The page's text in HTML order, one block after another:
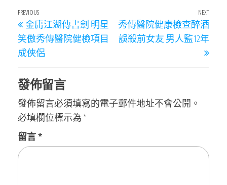
文
章
導
Previous
Post
PREVIOUS
金庸江湖傳書劍 明星
笑傲秀傳醫院健檢項目
成俠侶
Next
NEXT
秀傳醫院健康檢查醉酒
誤殺前女友 男人監12年
發佈留言
發佈留言必須填寫的電子郵件地址不會公開。
必填欄位標示為 *
留言*